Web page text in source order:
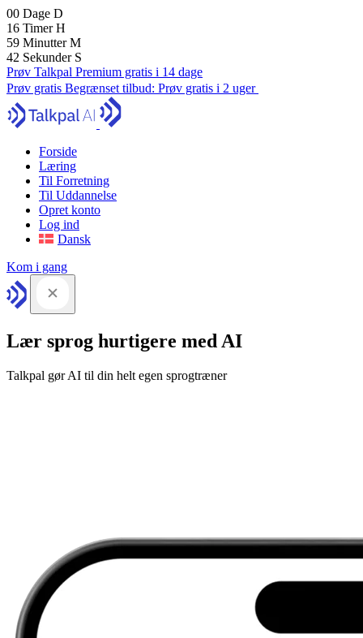
00 Dage D
16 TimerH
59 MinutterM
41 Sekunder S
Prøv Talkpal Premium gratis i 14 dage
Prøv gratis Begrænset tilbud: Prøv gratis i 2 uger
Forside
Læring
Til Forretning
Til Uddannelse
Opret konto
Log ind
Dansk
Kom i gang
Lær sprog hurtigere med AI
Talkpal gør AI til din helt egen sprogtræner